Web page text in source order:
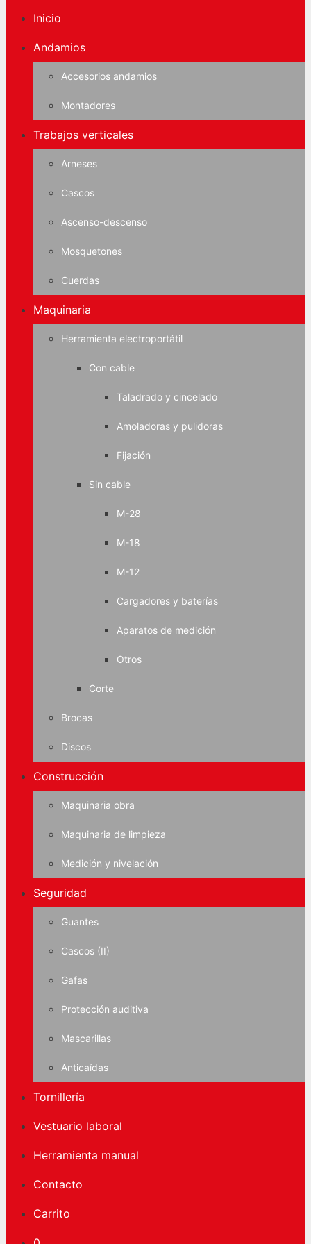
Inicio
Andamios
Accesorios andamios
Montadores
Trabajos verticales
Arneses
Cascos
Ascenso-descenso
Mosquetones
Cuerdas
Maquinaria
Herramienta electroportátil
Con cable
Taladrado y cincelado
Amoladoras y pulidoras
Fijación
Sin cable
M-28
M-18
M-12
Cargadores y baterías
Aparatos de medición
Otros
Corte
Brocas
Discos
Construcción
Maquinaria obra
Maquinaria de limpieza
Medición y nivelación
Seguridad
Guantes
Cascos (II)
Gafas
Protección auditiva
Mascarillas
Anticaídas
Tornillería
Vestuario laboral
Herramienta manual
Contacto
Carrito